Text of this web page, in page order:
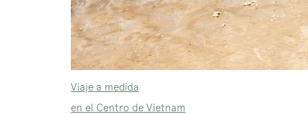
Viaje a medida
en el Centro de Vietnam